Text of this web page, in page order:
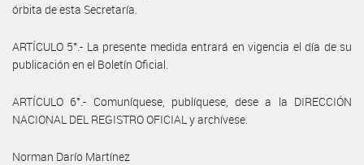
órbita de esta Secretaría.
ARTÍCULO 5°.- La presente medida entrará en vigencia el día de su
publicación en el Boletín Oficial.
ARTÍCULO 6°.- Comuníquese, publíquese, dese a la DIRECCIÓN
NACIONAL DEL REGISTRO OFICIAL y archívese.
Norman Darío Martínez